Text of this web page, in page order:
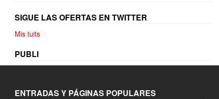
SIGUE LAS OFERTAS EN TWITTER
Mis tuits
PUBLI
ENTRADAS Y PÁGINAS POPULARES